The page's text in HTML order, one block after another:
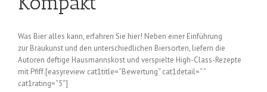
Was Bier alles kann, erfahren Sie hier! Neben einer Einführung
zur Braukunst und den unterschiedlichen Biersorten, liefern die
Autoren deftige Hausmannskost und verspielte High-Class-Rezepte
mit Pfiff.[easyreview cat1title=“Bewertung“ cat1detail=“ “
cat1rating=“5″]